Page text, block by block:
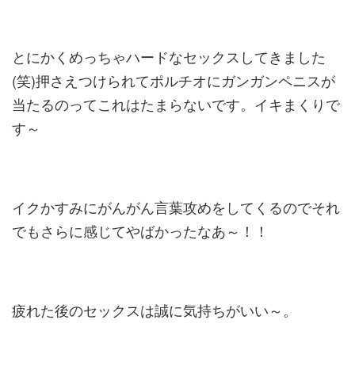
とにかくめっちゃハードなセックスしてきました
(笑)押さえつけられてポルチオにガンガンペニスが
当たるのってこれはたまらないです。イキまくりで
す～
イクかすみにがんがん言葉攻めをしてくるのでそれ
でもさらに感じてやばかったなあ～！！
疲れた後のセックスは誠に気持ちがいい～。